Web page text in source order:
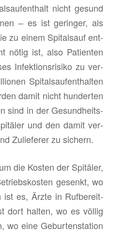
nicht ge­sund
– es ist ge­rin­ger, als
zu einem Spi­tals­auf ent­
nötig ist, also Pa­ti­en­ten
In­fek­ti­ons­ri­si­ko zu ver­
Spi­tals­auf­ent­hal­ten
damit nicht hun­der­ten
sind in der Ge­sund­heits­
und den damit ver­
Zu­lie­fe­rer zu si­chern.
die Kos­ten der Spi­tä­ler,
ge­senkt, wo
ist es, Ärzte in Ruf­be­reit­
dort hal­ten, wo es völ­lig
wo eine Ge­bur­ten­sta­ti­on